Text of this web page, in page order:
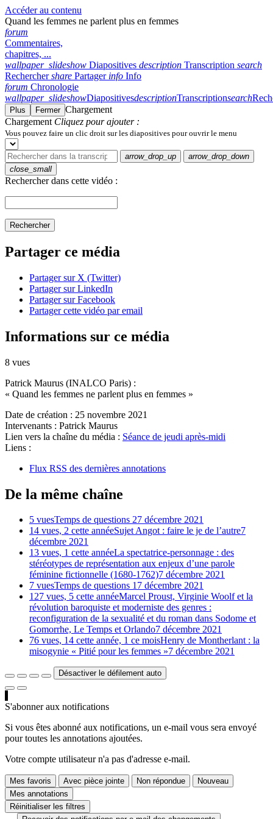
Accéder au contenu
Quand les femmes ne parlent plus en femmes
forum
Commentaires,
chapitres, ...
wallpaper_slideshow Diapositives description Transcription search
Rechercher share Partager info Info
forum Chronologie
wallpaper_slideshowDiapositivesdescriptionTranscriptionsearch
Plus Fermer Chargement
Chargement Cliquez pour ajouter :
Vous pouvez faire un clic droit sur les diapositives pour ouvrir le menu
arrow_drop_up
arrow_drop_down
close_small
Rechercher dans cette vidéo :
Rechercher
Partager ce média
Partager sur X (Twitter)
Partager sur LinkedIn
Partager sur Facebook
Partager cette vidéo par email
Informations sur ce média
8 vues
Patrick Maurus (INALCO Paris) :
« Quand les femmes ne parlent plus en femmes »
Date de création : 25 novembre 2021
Intervenants : Patrick Maurus
Lien vers la chaîne du média : Séance de jeudi après-midi
Liens :
Flux RSS des dernières annotations
De la même chaîne
5 vuesTemps de questions 27 décembre 2021
14 vues, 2 cette annéeSujet Angot : faire le je de l’autre7
décembre 2021
13 vues, 1 cette annéeLa spectatrice-personnage : des
stéréotypes de représentation aux enjeux d’une parole
féminine fictionnelle (1680-1762)7 décembre 2021
7 vuesTemps de questions 17 décembre 2021
127 vues, 5 cette annéeMarcel Proust, Virginie Woolf et la
révolution baroquiste et moderniste des genres :
reconfiguration de la sexualité et du roman dans Sodome et
Gomorrhe, Le Temps et Orlando7 décembre 2021
76 vues, 14 cette année, 1 ce moisHenry de Montherlant : la
misogynie « Pitié pour les femmes »7 décembre 2021
Désactiver le défilement auto
S'abonner aux notifications
Si vous êtes abonné aux notifications, un e-mail vous sera envoyé
pour toutes les annotations ajoutées.
Votre compte utilisateur n'a pas d'adresse e-mail.
Mes favoris Avec pièce jointe Non répondue
Nouveau
Mes annotations
Réinitialiser les filtres